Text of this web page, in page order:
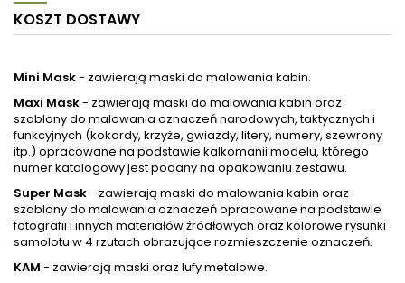
KOSZT DOSTAWY
Mini Mask- zawierają maski do malowania kabin.
Maxi Mask- zawierają maski do malowania kabin oraz
szablony do malowania oznaczeń narodowych, taktycznych i
funkcyjnych (kokardy, krzyże, gwiazdy, litery, numery, szewrony
itp.) opracowane na podstawie kalkomanii modelu, którego
numer katalogowy jest podany na opakowaniu zestawu.
Super Mask- zawierają maski do malowania kabin oraz
szablony do malowania oznaczeń opracowane na podstawie
fotografii i innych materiałów źródłowych oraz kolorowe rysunki
samolotu w 4 rzutach obrazujące rozmieszczenie oznaczeń.
KAM - zawierają maski oraz lufy metalowe.